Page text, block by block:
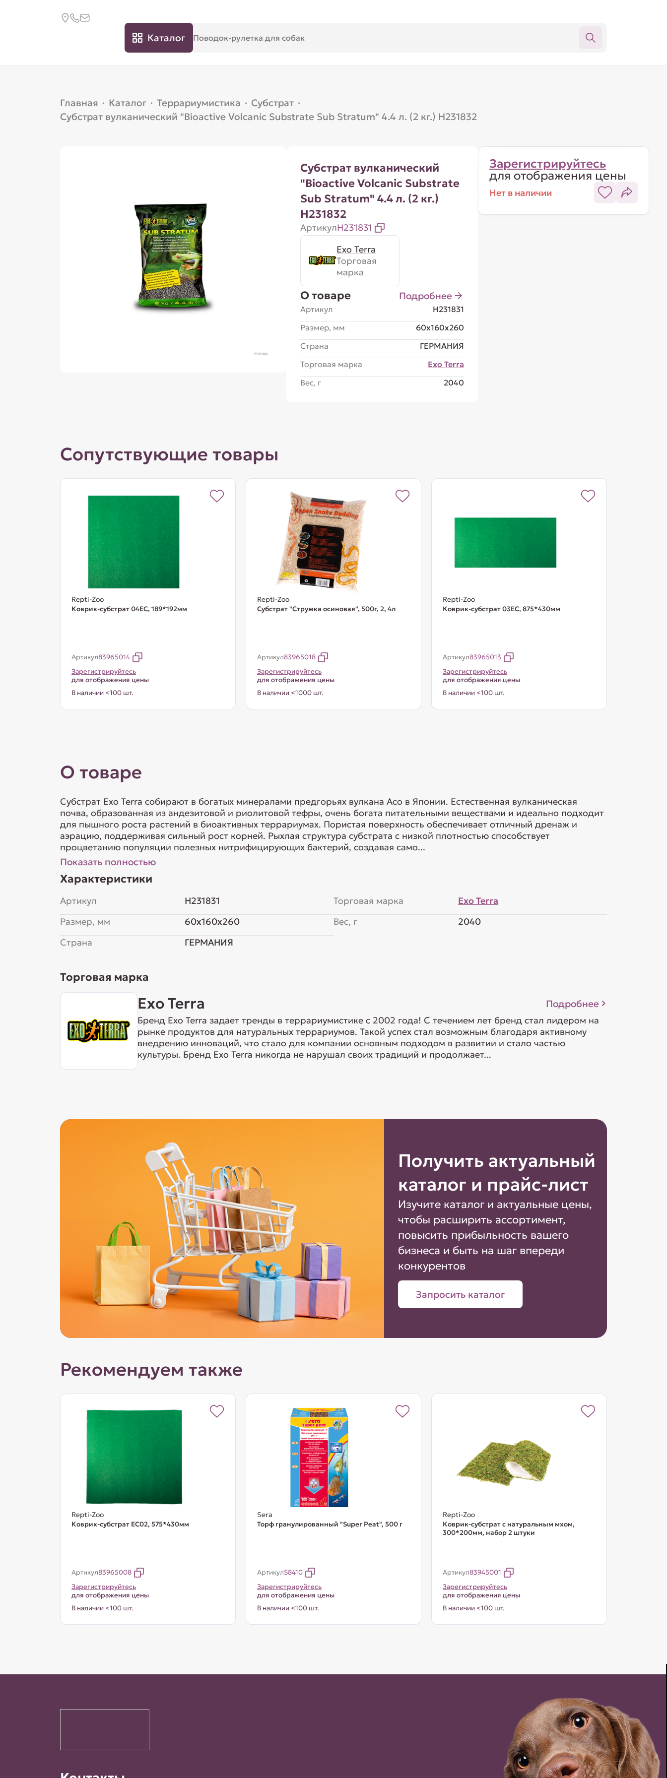
Каталог
Главная · Каталог · Террариумистика · Субстрат ·
Субстрат вулканический "Bioactive Volcanic Substrate Sub Stratum" 4.4 л. (2 кг.) H231832
Субстрат вулканический
"Bioactive Volcanic Substrate
Sub Stratum" 4.4 л. (2 кг.)
H231832
АртикулH231831
Exo Terra
Торговая
марка
О товаре Подробнее
Артикул
H231831
Размер, мм
60x160x260
Страна
ГЕРМАНИЯ
Торговая марка
Exo Terra
Вес, г
2040
Зарегистрируйтесь
для отображения цены
Нет в наличии
Сопутствующие товары
Repti-Zoo
Коврик-субстрат 04EC, 189*192мм
Артикул83965014
Зарегистрируйтесь
для отображения цены
В наличии <100 шт.
Repti-Zoo
Субстрат "Стружка осиновая", 500г, 2, 4л
Артикул83965018
Зарегистрируйтесь
для отображения цены
В наличии <1000 шт.
Repti-Zoo
Коврик-субстрат 03EC, 875*430мм
Артикул83965013
Зарегистрируйтесь
для отображения цены
В наличии <100 шт.
О товаре
Субстрат Exo Terra собирают в богатых минералами предгорьях вулкана Асо в Японии. Естественная вулканическая
почва, образованная из андезитовой и риолитовой тефры, очень богата питательными веществами и идеально подходит
для пышного роста растений в биоактивных террариумах. Пористая поверхность обеспечивает отличный дренаж и
аэрацию, поддерживая сильный рост корней. Рыхлая структура субстрата с низкой плотностью способствует
процветанию популяции полезных нитрифицирующих бактерий, создавая само...
Показать полностью
Характеристики
Артикул
H231831
Размер, мм
60x160x260
Страна
ГЕРМАНИЯ
Торговая марка
Exo Terra
Вес, г
2040
Торговая марка
Exo Terra Подробнее
Бренд Exo Terra задает тренды в террариумистике с 2002 года! С течением лет бренд стал лидером на
рынке продуктов для натуральных террариумов. Такой успех стал возможным благодаря активному
внедрению инноваций, что стало для компании основным подходом в развитии и стало частью
культуры. Бренд Exo Terra никогда не нарушал своих традиций и продолжает...
Получить актуальный
каталог и прайс-лист
Изучите каталог и актуальные цены,
чтобы расширить ассортимент,
повысить прибыльность вашего
бизнеса и быть на шаг впереди
конкурентов
Запросить каталог
Рекомендуем также
Repti-Zoo
Коврик-субстрат EC02, 575*430мм
Артикул83965008
Зарегистрируйтесь
для отображения цены
В наличии <100 шт.
Sera
Торф гранулированный "Super Peat", 500 г
АртикулS8410
Зарегистрируйтесь
для отображения цены
В наличии <100 шт.
Repti-Zoo
Коврик-субстрат с натуральным мхом,
300*200мм, набор 2 штуки
Артикул83945001
Зарегистрируйтесь
для отображения цены
В наличии <100 шт.